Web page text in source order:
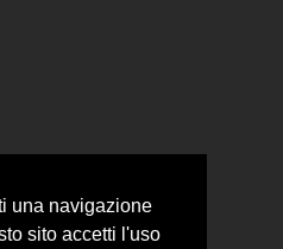
una navigazione
sito accetti l'uso